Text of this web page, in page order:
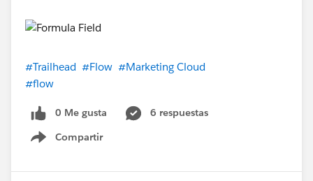
#Trailhead #Flow #Marketing Cloud
#flow
0 Me gusta
6 respuestas
Compartir
Show menu